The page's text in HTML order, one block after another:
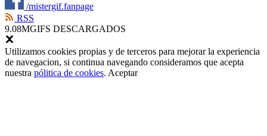
/mistergif.fanpage
RSS
9.08MGIFS DESCARGADOS
Utilizamos cookies propias y de terceros para mejorar la experiencia
de navegacion, si continua navegando consideramos que acepta
nuestra pólitica de cookies. Aceptar